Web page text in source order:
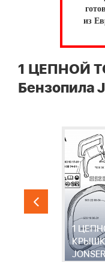
из
1 ЦЕПНОЙ
Бензопила
1